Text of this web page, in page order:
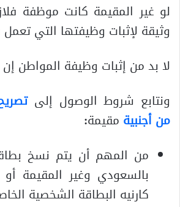
لو غير المقيمة كانت موظفة
وثيقة لإثبات وظيفتها التي
لا بد من إثبات وظيفة المواطن إن
ونتابع شروط الوصول إلى
من أجنبية مقيمة:
من المهم أن يتم نسخ
بالسعودي وغير المقيمة
كارنيه البطاقة الشخصية